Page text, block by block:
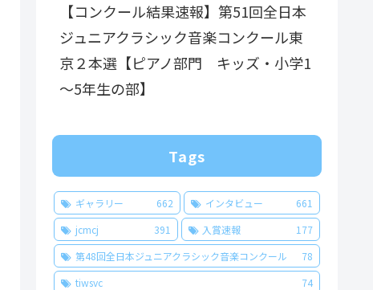
【コンクール結果速報】第51回全日本
ジュニアクラシック音楽コンクール東
京２本選【ピアノ部門 キッズ・小学1
～5年生の部】
Tags
ギャラリー 662 インタビュー
661
jcmcj
391 入賞速報
177
第48回全日本ジュニアクラシック音楽コンクール
78
tiwsvc
74